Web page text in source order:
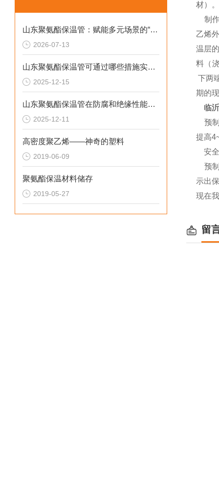
山东聚氨酯保温管：赋能多元场景的“隐形守护者”
2026-07-13
山东聚氨酯保温管可通过哪些措施实现快速施工
2025-12-15
山东聚氨酯保温管在防腐和绝缘性能方面表现优异
2025-12-11
高密度聚乙烯——神奇的塑料
2019-06-09
聚氨酯保温材料储存
2019-05-27
材）
制作
乙烯
温层
料（
下两
期的
临
预制
提高
安全
预
示出
现在
留